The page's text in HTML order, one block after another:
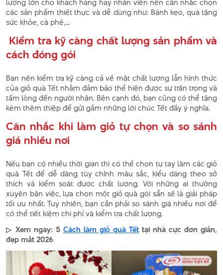
lượng lớn cho khách hàng hay nhân viên nên cân nhắc chọn
các sản phẩm thiết thực và dễ dùng như: Bánh kẹo, quà tặng
sức khỏe, cà phê,...
Kiểm tra kỹ càng chất lượng sản phẩm và
cách đóng gói
Bạn nên kiểm tra kỹ càng cả về mặt chất lượng lẫn hình thức
của giỏ quà Tết nhằm đảm bảo thể hiện được sự trân trọng và
tấm lòng đến người nhận. Bên cạnh đó, bạn cũng có thể tặng
kèm thêm thiệp để gửi gắm những lời chúc Tết đầy ý nghĩa.
Cân nhắc khi làm giỏ tự chọn và so sánh
giá nhiều nơi
Nếu bạn có nhiều thời gian thì có thể chọn tự tay làm các giỏ
quà Tết để dễ dàng tùy chỉnh màu sắc, kiểu dáng theo sở
thích và kiểm soát được chất lượng. Với những ai thường
xuyên bận việc, lựa chọn một giỏ quà gói sẵn sẽ là giải pháp
tối ưu nhất. Tuy nhiên, bạn cần phải so sánh giá nhiều nơi để
có thể tiết kiệm chi phí và kiểm tra chất lượng.
▷ Xem ngay: 5 Cách làm giỏ quà Tết tại nhà cực đơn giản,
đẹp mắt 2026